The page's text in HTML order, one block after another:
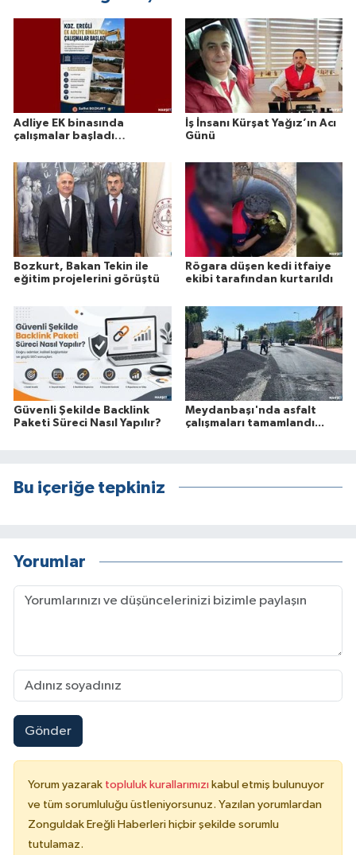
Adliye EK binasında
çalışmalar başladı…
İş İnsanı Kürşat Yağız’ın Acı
Günü
Bozkurt, Bakan Tekin ile
eğitim projelerini görüştü
Rögara düşen kedi itfaiye
ekibi tarafından kurtarıldı
Güvenli Şekilde Backlink
Paketi Süreci Nasıl Yapılır?
Meydanbaşı'nda asfalt
çalışmaları tamamlandı...
Bu içeriğe tepkiniz
Yorumlar
Gönder
Yorum yazarak topluluk kurallarımızı kabul etmiş bulunuyor
ve tüm sorumluluğu üstleniyorsunuz. Yazılan yorumlardan
Zonguldak Ereğli Haberleri hiçbir şekilde sorumlu
tutulamaz.